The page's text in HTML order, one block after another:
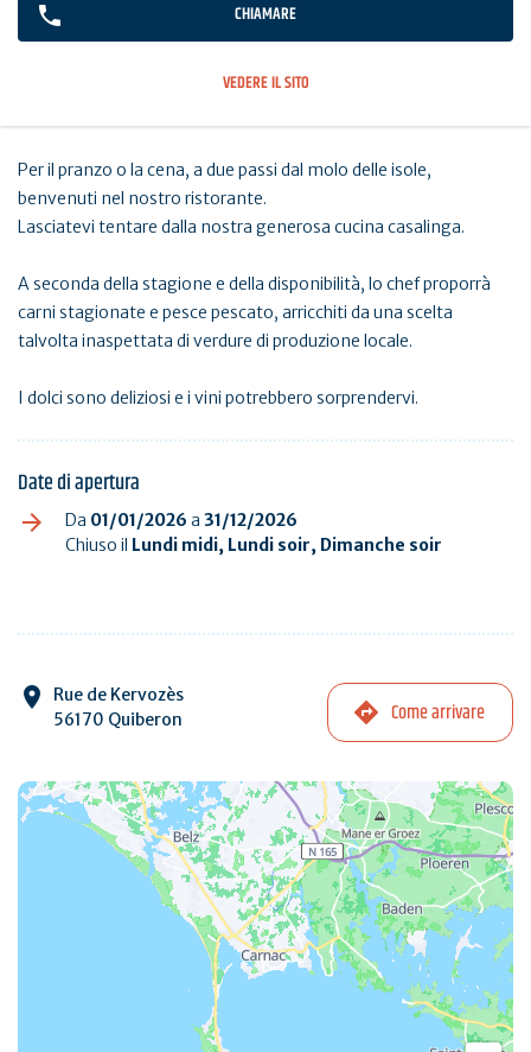
CHIAMARE
VEDERE IL SITO
Per il pranzo o la cena, a due passi dal molo delle isole,
benvenuti nel nostro ristorante.
Lasciatevi tentare dalla nostra generosa cucina casalinga.
A seconda della stagione e della disponibilità, lo chef proporrà
carni stagionate e pesce pescato, arricchiti da una scelta
talvolta inaspettata di verdure di produzione locale.
I dolci sono deliziosi e i vini potrebbero sorprendervi.
Date di apertura
Da 01/01/2026 a 31/12/2026
Chiuso il Lundi midi, Lundi soir, Dimanche soir
Rue de Kervozès
56170 Quiberon
Come arrivare